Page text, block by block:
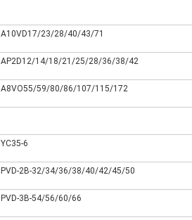
A10VD17/23/28/40/43/71
AP2D12/14/18/21/25/28/36/38/42
A8VO55/59/80/86/107/115/172
YC35-6
PVD-2B-32/34/36/38/40/42/45/50
PVD-3B-54/56/60/66